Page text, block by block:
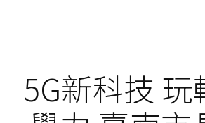
5G新科技 玩